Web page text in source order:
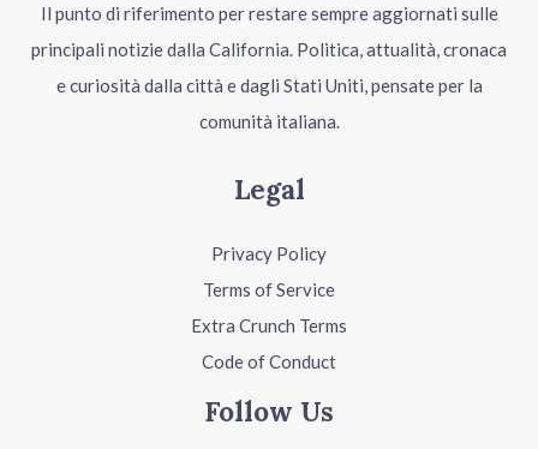
Il punto di riferimento per restare sempre aggiornati sulle
principali notizie dalla California. Politica, attualità, cronaca
e curiosità dalla città e dagli Stati Uniti, pensate per la
comunità italiana.
Legal
Privacy Policy
Terms of Service
Extra Crunch Terms
Code of Conduct
Follow Us